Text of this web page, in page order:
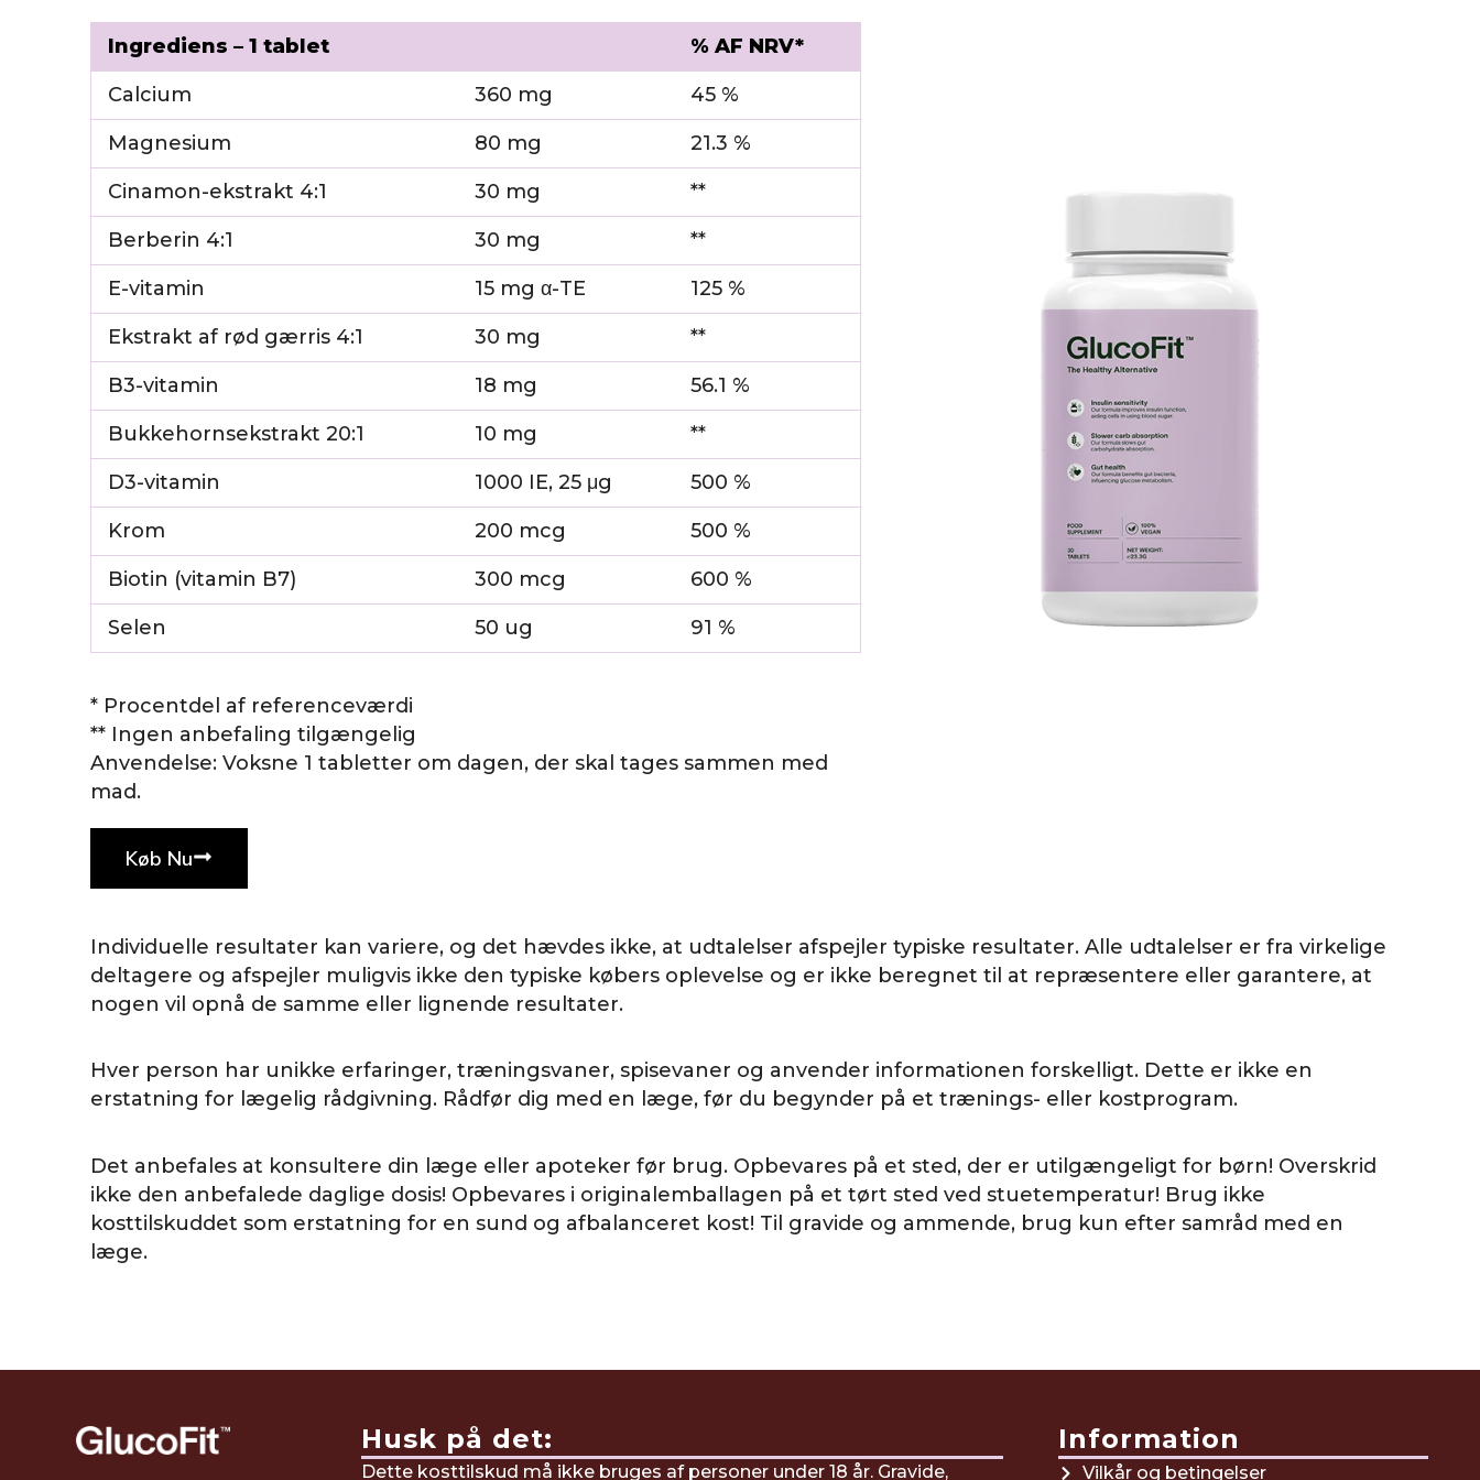
Ingrediens – 1 tablet
% AF NRV*
Calcium
360 mg
45 %
Magnesium
80 mg
21.3 %
Cinamon-ekstrakt 4:1
30 mg
**
Berberin 4:1
30 mg
**
E-vitamin
15 mg α-TE
125 %
Ekstrakt af rød gærris 4:1
30 mg
**
B3-vitamin
18 mg
56.1 %
Bukkehornsekstrakt 20:1
10 mg
**
D3-vitamin
1000 IE, 25 μg
500 %
Krom
200 mcg
500 %
Biotin (vitamin B7)
300 mcg
600 %
Selen
50 ug 91 %
* Procentdel af referenceværdi
** Ingen anbefaling tilgængelig
Anvendelse: Voksne 1 tabletter om dagen, der skal tages sammen med
mad.
Køb Nu
Individuelle resultater kan variere, og det hævdes ikke, at udtalelser afspejler typiske resultater. Alle udtalelser er fra virkelige
deltagere og afspejler muligvis ikke den typiske købers oplevelse og er ikke beregnet til at repræsentere eller garantere, at
nogen vil opnå de samme eller lignende resultater.
Hver person har unikke erfaringer, træningsvaner, spisevaner og anvender informationen forskelligt. Dette er ikke en
erstatning for lægelig rådgivning. Rådfør dig med en læge, før du begynder på et trænings- eller kostprogram.
Det anbefales at konsultere din læge eller apoteker før brug. Opbevares på et sted, der er utilgængeligt for børn! Overskrid
ikke den anbefalede daglige dosis! Opbevares i originalemballagen på et tørt sted ved stuetemperatur! Brug ikke
kosttilskuddet som erstatning for en sund og afbalanceret kost! Til gravide og ammende, brug kun efter samråd med en
læge.
Husk på det:
Dette kosttilskud må ikke bruges af personer under 18 år. Gravide,
Information
Vilkår og betingelser